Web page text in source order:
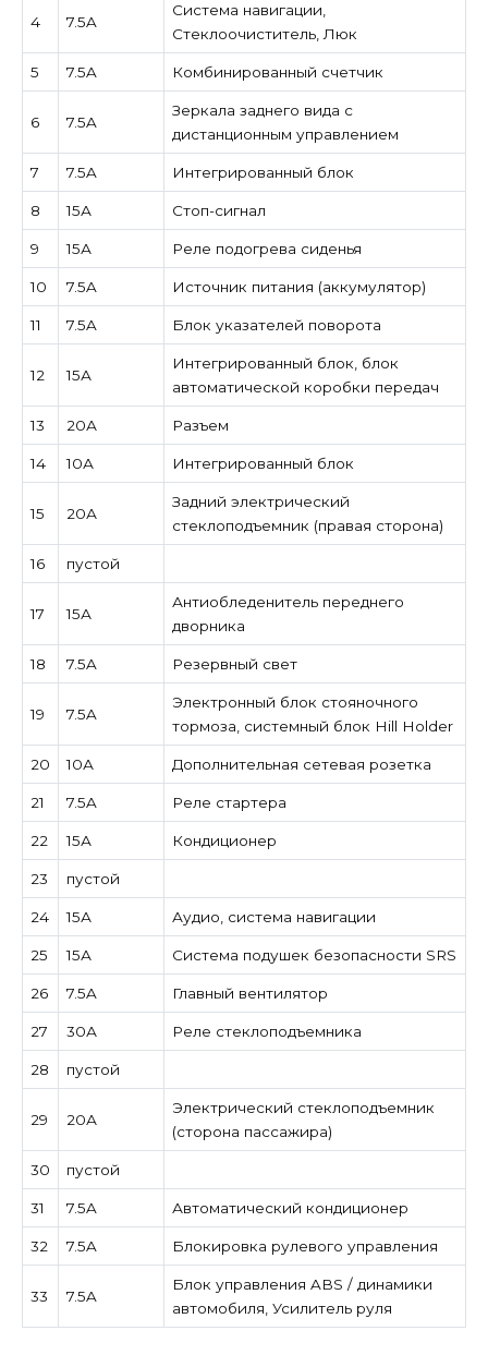
4 7.5A
Система навигации,
Стеклоочиститель, Люк
5 7.5A Комбинированный счетчик
6 7.5A
Зеркала заднего вида с
дистанционным управлением
7 7.5A Интегрированный блок
8 15А Стоп-сигнал
9 15А Реле подогрева сиденья
10 7.5A Источник питания (аккумулятор)
11 7.5A Блок указателей поворота
12 15А
Интегрированный блок, блок
автоматической коробки передач
13 20А Разъем
14 10А Интегрированный блок
15 20А
Задний электрический
стеклоподъемник (правая сторона)
16 пустой
17 15А
Антиобледенитель переднего
дворника
18 7.5A Резервный свет
19 7.5A
Электронный блок стояночного
тормоза, системный блок Hill Holder
20 10А Дополнительная сетевая розетка
21 7.5A Реле стартера
22 15А Кондиционер
23 пустой
24 15А Аудио, система навигации
25 15А Система подушек безопасности SRS
26 7.5A Главный вентилятор
27 30А Реле стеклоподъемника
28 пустой
29 20А
Электрический стеклоподъемник
(сторона пассажира)
30 пустой
31 7.5A Автоматический кондиционер
32 7.5A Блокировка рулевого управления
33 7.5A
Блок управления ABS / динамики
автомобиля, Усилитель руля